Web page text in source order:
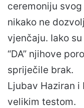
ceremoniju
nikako ne
vjenčaju. Iako
“DA” njihove
spriječile brak.
Ljubav Haziran i
velikim testom.